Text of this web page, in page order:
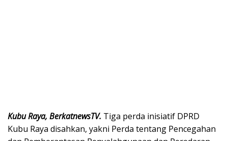
Kubu Raya, BerkatnewsTV. Tiga perda inisiatif DPRD
Kubu Raya disahkan, yakni Perda tentang Pencegahan